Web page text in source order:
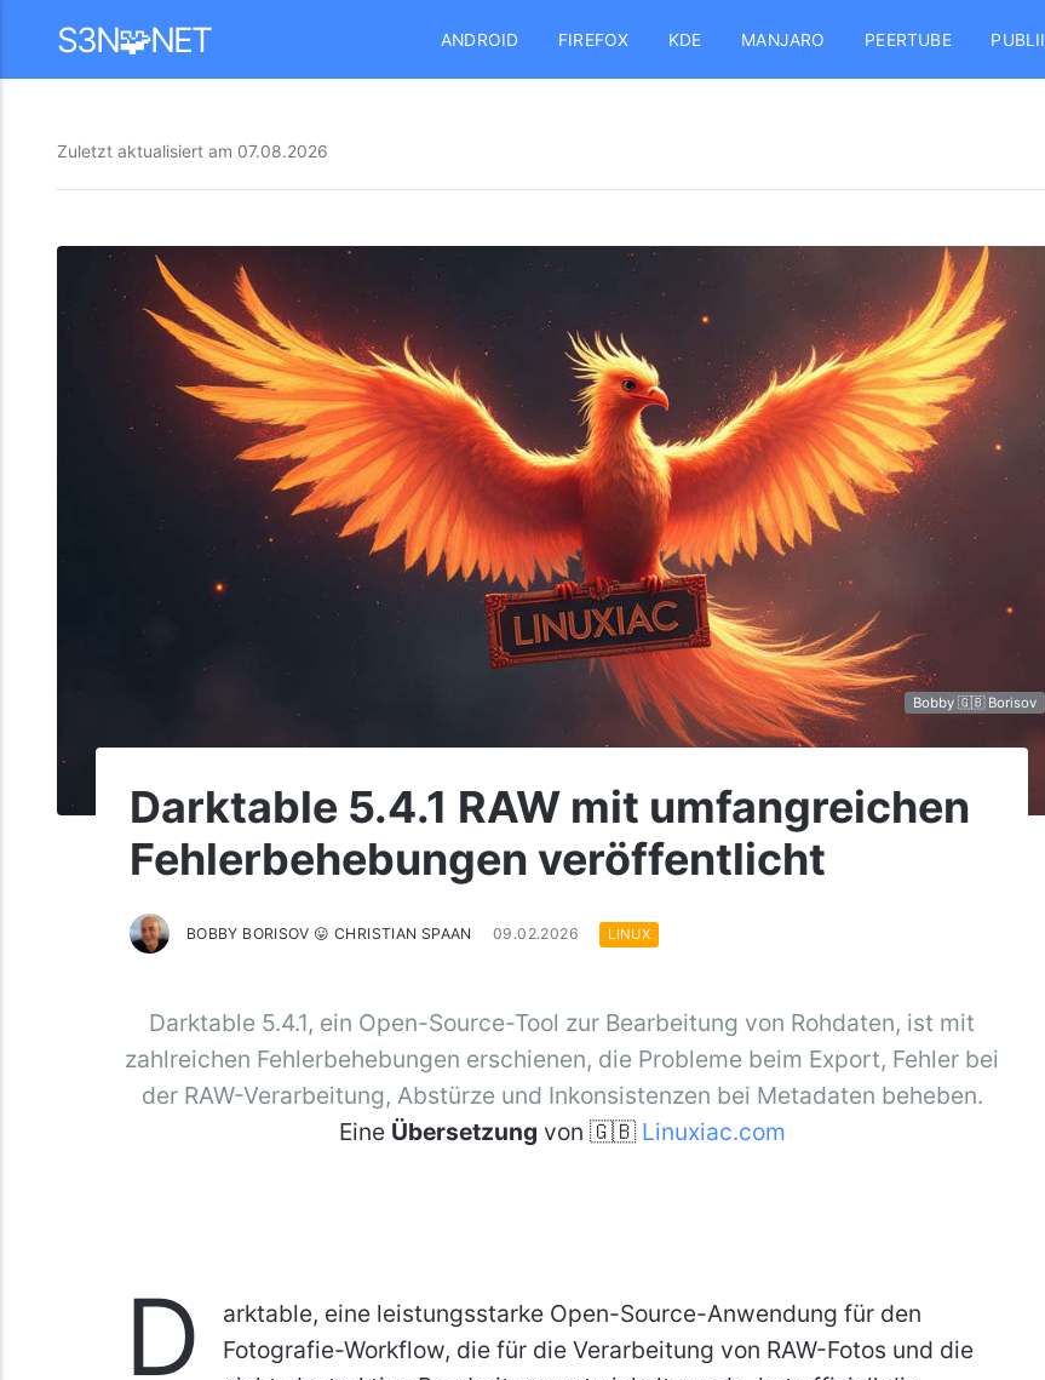
S3N🧩NET ANDROID FIREFOX KDE MANJARO PEERTUBE PUBLII
Zuletzt aktualisiert am 07.08.2026
Bobby 🇬🇧 Borisov
Darktable 5.4.1 RAW mit umfangreichen
Fehlerbehebungen veröffentlicht
BOBBY BORISOV 😛 CHRISTIAN SPAAN 09.02.2026 LINUX
Darktable 5.4.1, ein Open-Source-Tool zur Bearbeitung von Rohdaten, ist mit
zahlreichen Fehlerbehebungen erschienen, die Probleme beim Export, Fehler bei
der RAW-Verarbeitung, Abstürze und Inkonsistenzen bei Metadaten beheben.
Eine Übersetzung von 🇬🇧 Linuxiac.com
D
arktable, eine leistungsstarke Open-Source-Anwendung für den
Fotografie-Workflow, die für die Verarbeitung von RAW-Fotos und die